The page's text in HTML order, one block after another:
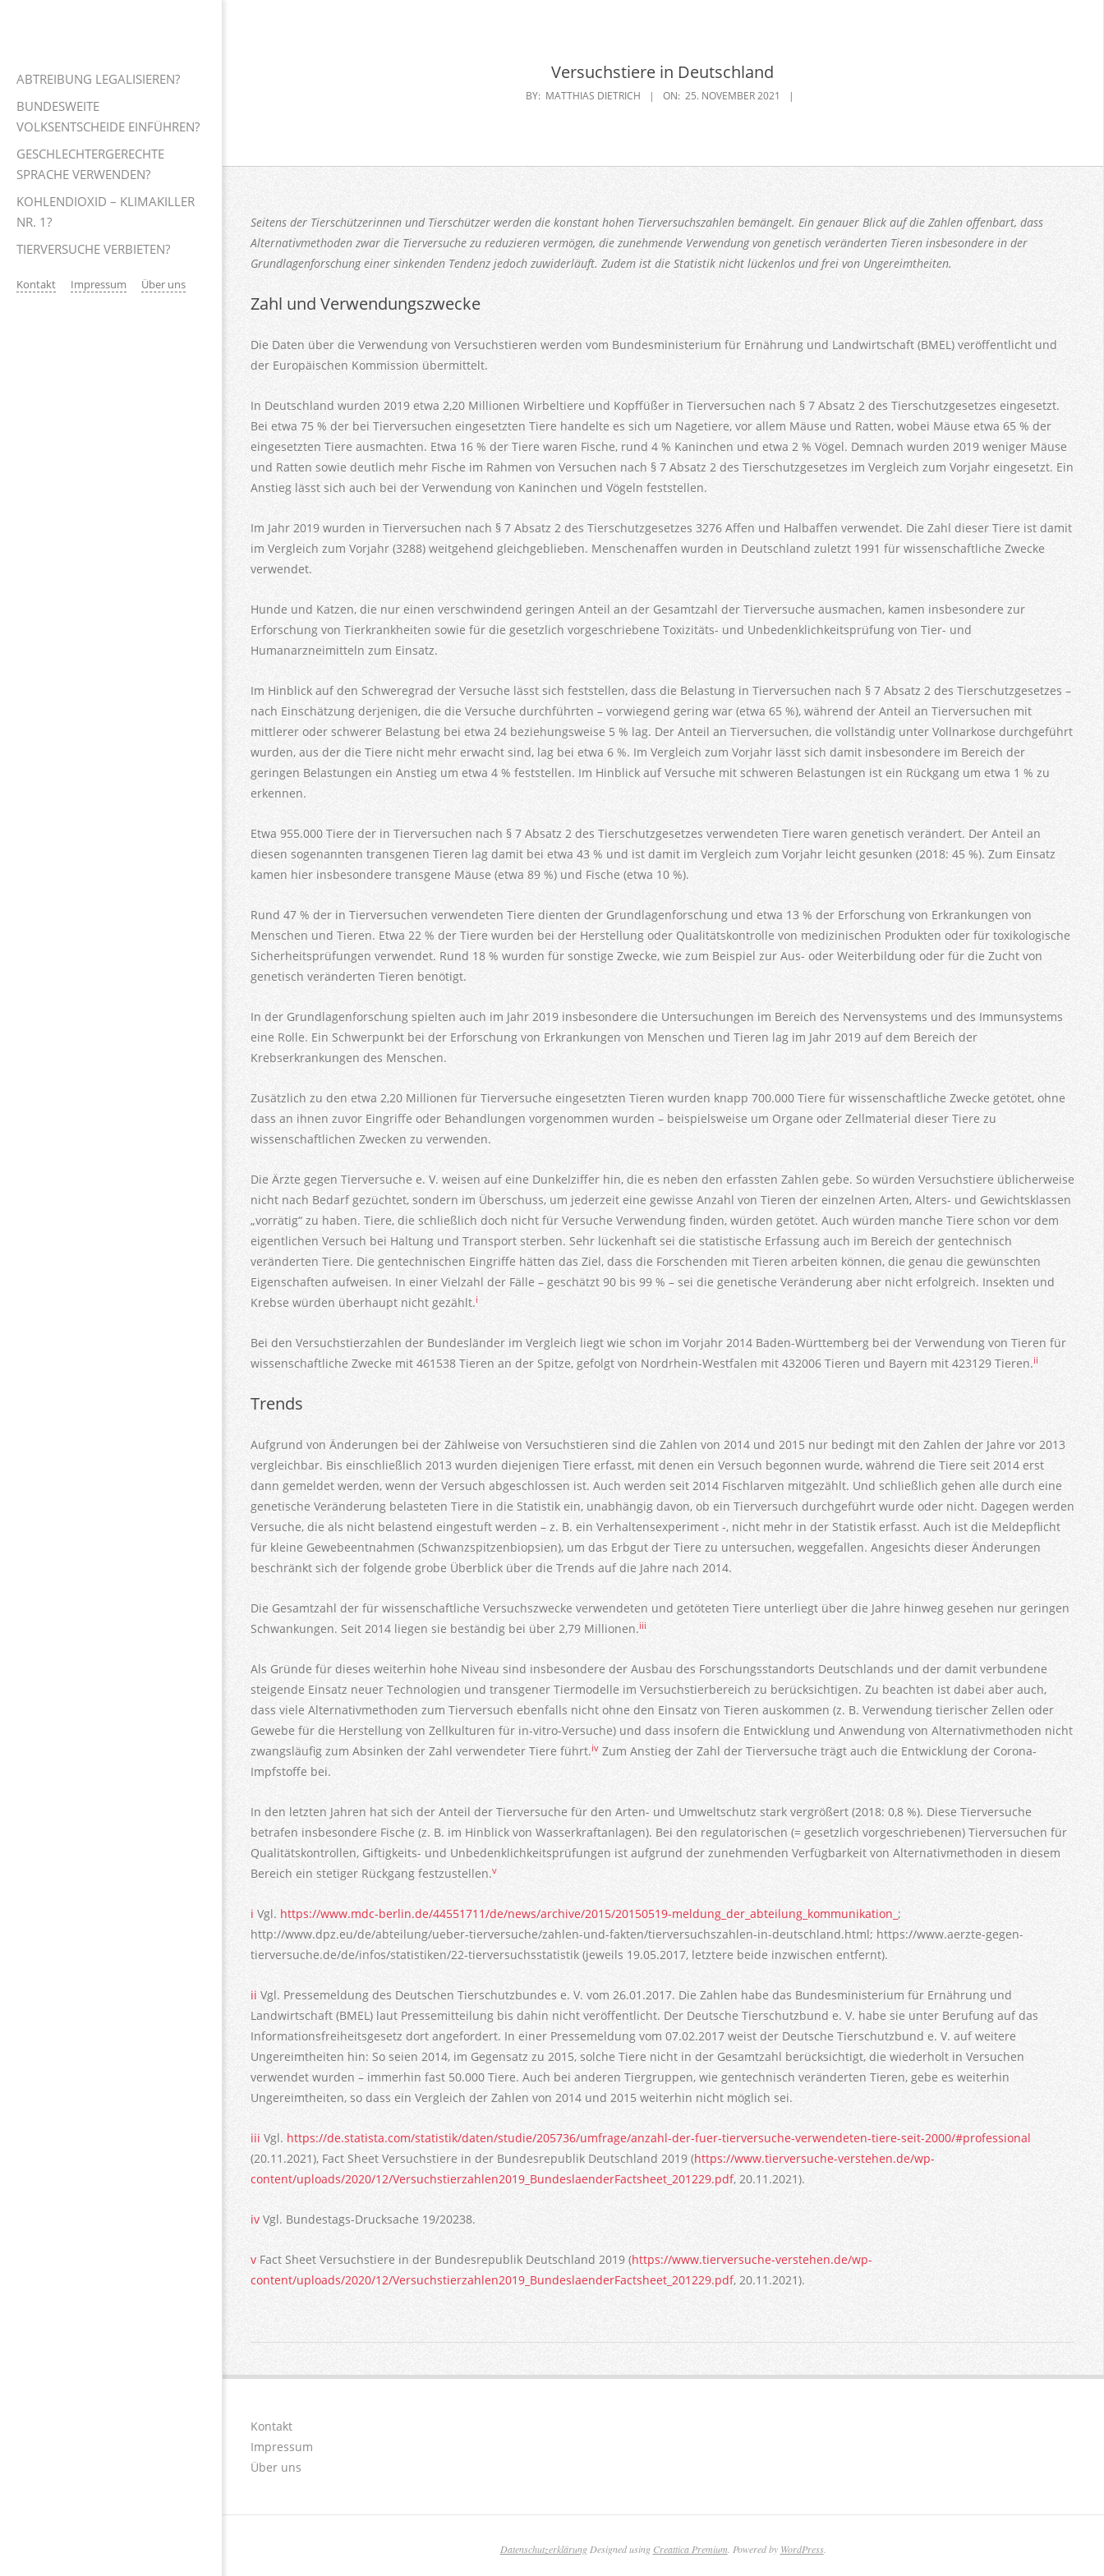
Primary
Menu
ABTREIBUNG LEGALISIEREN?
BUNDESWEITE
VOLKSENTSCHEIDE EINFÜHREN?
GESCHLECHTERGERECHTE
SPRACHE VERWENDEN?
KOHLENDIOXID – KLIMAKILLER
NR. 1?
TIERVERSUCHE VERBIETEN?
Kontakt Impressum Über uns
Versuchstiere in Deutschland
BY: MATTHIAS DIETRICH ON: 25. NOVEMBER 2021
Seitens der Tierschützerinnen und Tierschützer werden die konstant hohen Tierversuchszahlen bemängelt. Ein genauer Blick auf die Zahlen offenbart, dass
Alternativmethoden zwar die Tierversuche zu reduzieren vermögen, die zunehmende Verwendung von genetisch veränderten Tieren insbesondere in der
Grundlagenforschung einer sinkenden Tendenz jedoch zuwiderläuft. Zudem ist die Statistik nicht lückenlos und frei von Ungereimtheiten.
Zahl und Verwendungszwecke
Die Daten über die Verwendung von Versuchstieren werden vom Bundesministerium für Ernährung und Landwirtschaft (BMEL) veröffentlicht und
der Europäischen Kommission übermittelt.
In Deutschland wurden 2019 etwa 2,20 Millionen Wirbeltiere und Kopffüßer in Tierversuchen nach § 7 Absatz 2 des Tierschutzgesetzes eingesetzt.
Bei etwa 75 % der bei Tierversuchen eingesetzten Tiere handelte es sich um Nagetiere, vor allem Mäuse und Ratten, wobei Mäuse etwa 65 % der
eingesetzten Tiere ausmachten. Etwa 16 % der Tiere waren Fische, rund 4 % Kaninchen und etwa 2 % Vögel. Demnach wurden 2019 weniger Mäuse
und Ratten sowie deutlich mehr Fische im Rahmen von Versuchen nach § 7 Absatz 2 des Tierschutzgesetzes im Vergleich zum Vorjahr eingesetzt. Ein
Anstieg lässt sich auch bei der Verwendung von Kaninchen und Vögeln feststellen.
Im Jahr 2019 wurden in Tierversuchen nach § 7 Absatz 2 des Tierschutzgesetzes 3276 Affen und Halbaffen verwendet. Die Zahl dieser Tiere ist damit
im Vergleich zum Vorjahr (3288) weitgehend gleichgeblieben. Menschenaffen wurden in Deutschland zuletzt 1991 für wissenschaftliche Zwecke
verwendet.
Hunde und Katzen, die nur einen verschwindend geringen Anteil an der Gesamtzahl der Tierversuche ausmachen, kamen insbesondere zur
Erforschung von Tierkrankheiten sowie für die gesetzlich vorgeschriebene Toxizitäts- und Unbedenklichkeitsprüfung von Tier- und
Humanarzneimitteln zum Einsatz.
Im Hinblick auf den Schweregrad der Versuche lässt sich feststellen, dass die Belastung in Tierversuchen nach § 7 Absatz 2 des Tierschutzgesetzes –
nach Einschätzung derjenigen, die die Versuche durchführten – vorwiegend gering war (etwa 65 %), während der Anteil an Tierversuchen mit
mittlerer oder schwerer Belastung bei etwa 24 beziehungsweise 5 % lag. Der Anteil an Tierversuchen, die vollständig unter Vollnarkose durchgeführt
wurden, aus der die Tiere nicht mehr erwacht sind, lag bei etwa 6 %. Im Vergleich zum Vorjahr lässt sich damit insbesondere im Bereich der
geringen Belastungen ein Anstieg um etwa 4 % feststellen. Im Hinblick auf Versuche mit schweren Belastungen ist ein Rückgang um etwa 1 % zu
erkennen.
Etwa 955.000 Tiere der in Tierversuchen nach § 7 Absatz 2 des Tierschutzgesetzes verwendeten Tiere waren genetisch verändert. Der Anteil an
diesen sogenannten transgenen Tieren lag damit bei etwa 43 % und ist damit im Vergleich zum Vorjahr leicht gesunken (2018: 45 %). Zum Einsatz
kamen hier insbesondere transgene Mäuse (etwa 89 %) und Fische (etwa 10 %).
Rund 47 % der in Tierversuchen verwendeten Tiere dienten der Grundlagenforschung und etwa 13 % der Erforschung von Erkrankungen von
Menschen und Tieren. Etwa 22 % der Tiere wurden bei der Herstellung oder Qualitätskontrolle von medizinischen Produkten oder für toxikologische
Sicherheitsprüfungen verwendet. Rund 18 % wurden für sonstige Zwecke, wie zum Beispiel zur Aus- oder Weiterbildung oder für die Zucht von
genetisch veränderten Tieren benötigt.
In der Grundlagenforschung spielten auch im Jahr 2019 insbesondere die Untersuchungen im Bereich des Nervensystems und des Immunsystems
eine Rolle. Ein Schwerpunkt bei der Erforschung von Erkrankungen von Menschen und Tieren lag im Jahr 2019 auf dem Bereich der
Krebserkrankungen des Menschen.
Zusätzlich zu den etwa 2,20 Millionen für Tierversuche eingesetzten Tieren wurden knapp 700.000 Tiere für wissenschaftliche Zwecke getötet, ohne
dass an ihnen zuvor Eingriffe oder Behandlungen vorgenommen wurden – beispielsweise um Organe oder Zellmaterial dieser Tiere zu
wissenschaftlichen Zwecken zu verwenden.
Die Ärzte gegen Tierversuche e. V. weisen auf eine Dunkelziffer hin, die es neben den erfassten Zahlen gebe. So würden Versuchstiere üblicherweise
nicht nach Bedarf gezüchtet, sondern im Überschuss, um jederzeit eine gewisse Anzahl von Tieren der einzelnen Arten, Alters- und Gewichtsklassen
„vorrätig“ zu haben. Tiere, die schließlich doch nicht für Versuche Verwendung finden, würden getötet. Auch würden manche Tiere schon vor dem
eigentlichen Versuch bei Haltung und Transport sterben. Sehr lückenhaft sei die statistische Erfassung auch im Bereich der gentechnisch
veränderten Tiere. Die gentechnischen Eingriffe hätten das Ziel, dass die Forschenden mit Tieren arbeiten können, die genau die gewünschten
Eigenschaften aufweisen. In einer Vielzahl der Fälle – geschätzt 90 bis 99 % – sei die genetische Veränderung aber nicht erfolgreich. Insekten und
Krebse würden überhaupt nicht gezählt.i
Bei den Versuchstierzahlen der Bundesländer im Vergleich liegt wie schon im Vorjahr 2014 Baden-Württemberg bei der Verwendung von Tieren für
wissenschaftliche Zwecke mit 461538 Tieren an der Spitze, gefolgt von Nordrhein-Westfalen mit 432006 Tieren und Bayern mit 423129 Tieren.ii
Trends
Aufgrund von Änderungen bei der Zählweise von Versuchstieren sind die Zahlen von 2014 und 2015 nur bedingt mit den Zahlen der Jahre vor 2013
vergleichbar. Bis einschließlich 2013 wurden diejenigen Tiere erfasst, mit denen ein Versuch begonnen wurde, während die Tiere seit 2014 erst
dann gemeldet werden, wenn der Versuch abgeschlossen ist. Auch werden seit 2014 Fischlarven mitgezählt. Und schließlich gehen alle durch eine
genetische Veränderung belasteten Tiere in die Statistik ein, unabhängig davon, ob ein Tierversuch durchgeführt wurde oder nicht. Dagegen werden
Versuche, die als nicht belastend eingestuft werden – z. B. ein Verhaltensexperiment -, nicht mehr in der Statistik erfasst. Auch ist die Meldepflicht
für kleine Gewebeentnahmen (Schwanzspitzenbiopsien), um das Erbgut der Tiere zu untersuchen, weggefallen. Angesichts dieser Änderungen
beschränkt sich der folgende grobe Überblick über die Trends auf die Jahre nach 2014.
Die Gesamtzahl der für wissenschaftliche Versuchszwecke verwendeten und getöteten Tiere unterliegt über die Jahre hinweg gesehen nur geringen
Schwankungen. Seit 2014 liegen sie beständig bei über 2,79 Millionen.iii
Als Gründe für dieses weiterhin hohe Niveau sind insbesondere der Ausbau des Forschungsstandorts Deutschlands und der damit verbundene
steigende Einsatz neuer Technologien und transgener Tiermodelle im Versuchstierbereich zu berücksichtigen. Zu beachten ist dabei aber auch,
dass viele Alternativmethoden zum Tierversuch ebenfalls nicht ohne den Einsatz von Tieren auskommen (z. B. Verwendung tierischer Zellen oder
Gewebe für die Herstellung von Zellkulturen für in-vitro-Versuche) und dass insofern die Entwicklung und Anwendung von Alternativmethoden nicht
zwangsläufig zum Absinken der Zahl verwendeter Tiere führt.iv Zum Anstieg der Zahl der Tierversuche trägt auch die Entwicklung der Corona-
Impfstoffe bei.
In den letzten Jahren hat sich der Anteil der Tierversuche für den Arten- und Umweltschutz stark vergrößert (2018: 0,8 %). Diese Tierversuche
betrafen insbesondere Fische (z. B. im Hinblick von Wasserkraftanlagen). Bei den regulatorischen (= gesetzlich vorgeschriebenen) Tierversuchen für
Qualitätskontrollen, Giftigkeits- und Unbedenklichkeitsprüfungen ist aufgrund der zunehmenden Verfügbarkeit von Alternativmethoden in diesem
Bereich ein stetiger Rückgang festzustellen.v
i Vgl. https://www.mdc-berlin.de/44551711/de/news/archive/2015/20150519-meldung_der_abteilung_kommunikation_ ;
http://www.dpz.eu/de/abteilung/ueber-tierversuche/zahlen-und-fakten/tierversuchszahlen-in-deutschland.html; https://www.aerzte-gegen-
tierversuche.de/de/infos/statistiken/22-tierversuchsstatistik (jeweils 19.05.2017, letztere beide inzwischen entfernt).
ii Vgl. Pressemeldung des Deutschen Tierschutzbundes e. V. vom 26.01.2017. Die Zahlen habe das Bundesministerium für Ernährung und
Landwirtschaft (BMEL) laut Pressemitteilung bis dahin nicht veröffentlicht. Der Deutsche Tierschutzbund e. V. habe sie unter Berufung auf das
Informationsfreiheitsgesetz dort angefordert. In einer Pressemeldung vom 07.02.2017 weist der Deutsche Tierschutzbund e. V. auf weitere
Ungereimtheiten hin: So seien 2014, im Gegensatz zu 2015, solche Tiere nicht in der Gesamtzahl berücksichtigt, die wiederholt in Versuchen
verwendet wurden – immerhin fast 50.000 Tiere. Auch bei anderen Tiergruppen, wie gentechnisch veränderten Tieren, gebe es weiterhin
Ungereimtheiten, so dass ein Vergleich der Zahlen von 2014 und 2015 weiterhin nicht möglich sei.
iii Vgl. https://de.statista.com/statistik/daten/studie/205736/umfrage/anzahl-der-fuer-tierversuche-verwendeten-tiere-seit-2000/#professional
(20.11.2021), Fact Sheet Versuchstiere in der Bundesrepublik Deutschland 2019 (https://www.tierversuche-verstehen.de/wp-
content/uploads/2020/12/Versuchstierzahlen2019_BundeslaenderFactsheet_201229.pdf, 20.11.2021).
iv Vgl. Bundestags-Drucksache 19/20238.
v Fact Sheet Versuchstiere in der Bundesrepublik Deutschland 2019 (https://www.tierversuche-verstehen.de/wp-
content/uploads/2020/12/Versuchstierzahlen2019_BundeslaenderFactsheet_201229.pdf, 20.11.2021).
11-
Kontakt
Impressum
Über uns
DatenschutzerklärungDesigned using Creattica Premium . Powered by WordPress.